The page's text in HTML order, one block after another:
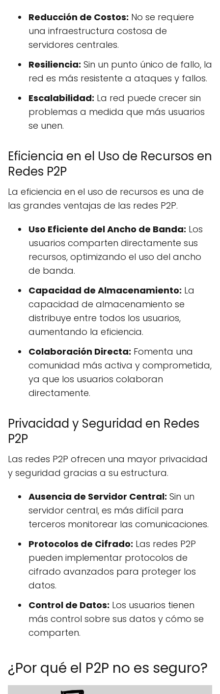
Reducción de Costos: No se requiere
una infraestructura costosa de
servidores centrales.
Resiliencia: Sin un punto único de fallo, la
red es más resistente a ataques y fallos.
Escalabilidad: La red puede crecer sin
problemas a medida que más usuarios
se unen.
Eficiencia en el Uso de Recursos en
Redes P2P
La eficiencia en el uso de recursos es una de
las grandes ventajas de las redes P2P.
Uso Eficiente del Ancho de Banda: Los
usuarios comparten directamente sus
recursos, optimizando el uso del ancho
de banda.
Capacidad de Almacenamiento: La
capacidad de almacenamiento se
distribuye entre todos los usuarios,
aumentando la eficiencia.
Colaboración Directa: Fomenta una
comunidad más activa y comprometida,
ya que los usuarios colaboran
directamente.
Privacidad y Seguridad en Redes
P2P
Las redes P2P ofrecen una mayor privacidad
y seguridad gracias a su estructura.
Ausencia de Servidor Central: Sin un
servidor central, es más difícil para
terceros monitorear las comunicaciones.
Protocolos de Cifrado: Las redes P2P
pueden implementar protocolos de
cifrado avanzados para proteger los
datos.
Control de Datos: Los usuarios tienen
más control sobre sus datos y cómo se
comparten.
¿Por qué el P2P no es seguro?